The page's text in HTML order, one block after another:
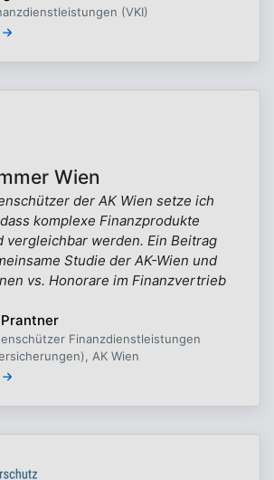
(VKI)
Wien
der AK Wien setze ich
komplexe Finanzprodukte
vergleichbar werden. Ein Beitrag
Studie der AK-Wien und
vs. Honorare im Finanzvertrieb
Finanzdienstleistungen
AK Wien